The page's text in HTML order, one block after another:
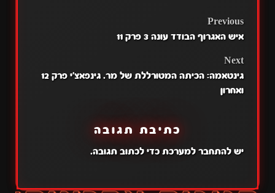
POST
Previous
איש האגרוף הבודד עונה 3 פרק 11
Next
גינטאמה: הכיתה המטורללת של מר. גינפאצ'י פרק 12
ואחרון
כתיבת תגובה
יש להתחבר למערכתכדי לכתוב תגובה.